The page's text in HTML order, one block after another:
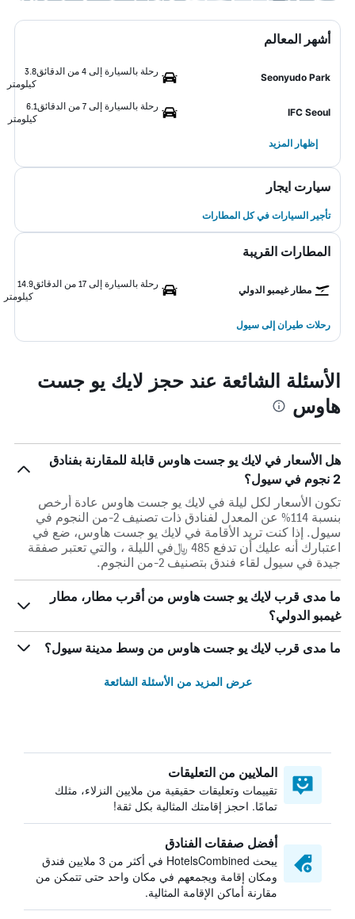
أشهر المعالم
Seonyudo Park
رحلة بالسيارة إلى 4 من الدقائق
3.8
كيلومتر
IFC Seoul
رحلة بالسيارة إلى 7 من الدقائق
6.1
كيلومتر
إظهار المزيد
سيارت ايجار
تأجير السيارات في كل المطارات
المطارات القريبة
مطار غيمبو الدولي
رحلة بالسيارة إلى 17 من الدقائق
14.9
كيلومتر
رحلات طيران إلى سيول
الأسئلة الشائعة عند حجز لايك يو جست
هاوس
هل الأسعار في لايك يو جست هاوس قابلة للمقارنة بفنادق
2 نجوم في سيول؟
تكون الأسعار لكل ليلة في لايك يو جست هاوس عادة أرخص
بنسبة 114% عن المعدل لفنادق ذات تصنيف 2-من النجوم في
سيول. إذا كنت تريد الأقامة في لايك يو جست هاوس، ضع في
اعتبارك أنه عليك أن تدفع 485 ﷼في الليلة ، والتي تعتبر صفقة
جيدة في سيول لقاء فندق بتصنيف 2-من النجوم.
ما مدى قرب لايك يو جست هاوس من أقرب مطار، مطار
غيمبو الدولي؟
ما مدى قرب لايك يو جست هاوس من وسط مدينة سيول؟
عرض المزيد من الأسئلة الشائعة
الملايين من التعليقات
تقييمات وتعليقات حقيقية من ملايين النزلاء، مثلك
تمامًا. احجز إقامتك المثالية بكل ثقة!
أفضل صفقات الفنادق
يبحث HotelsCombined في أكثر من 3 ملايين فندق
ومكان إقامة ويجمعهم في مكان واحد حتى تتمكن من
مقارنة أماكن الإقامة المثالية.